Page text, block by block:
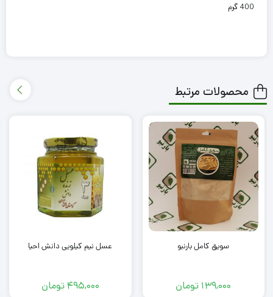
400 گرم
محصولات مرتبط
سویق کامل بارنبو
139,000 تومان
عسل نیم کیلویی دانش احیا
495,000 تومان